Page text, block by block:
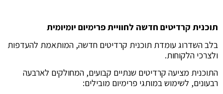
תוכנית קרדיטים חדשה לחוויית פרימיום יומיומית
בלב השדרוג עומדת תוכנית קרדיטים חדשה, המותאמת להעדפות
ולצרכי הלקוחות.
התוכנית מציעה קרדיטים שנתיים קבועים, המחולקים לארבעה
רבעונים, לשימוש במותגי פרימיום מובילים: